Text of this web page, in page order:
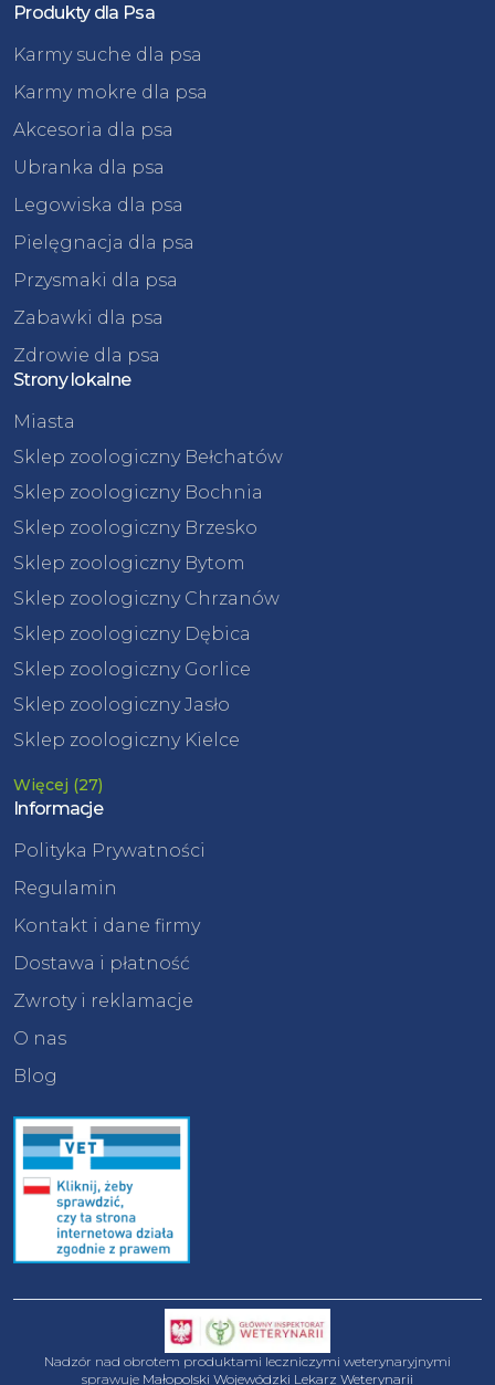
Produkty dla Psa
Karmy suche dla psa
Karmy mokre dla psa
Akcesoria dla psa
Ubranka dla psa
Legowiska dla psa
Pielęgnacja dla psa
Przysmaki dla psa
Zabawki dla psa
Zdrowie dla psa
Strony lokalne
Miasta
Sklep zoologiczny Bełchatów
Sklep zoologiczny Bochnia
Sklep zoologiczny Brzesko
Sklep zoologiczny Bytom
Sklep zoologiczny Chrzanów
Sklep zoologiczny Dębica
Sklep zoologiczny Gorlice
Sklep zoologiczny Jasło
Sklep zoologiczny Kielce
Więcej (27)
Informacje
Polityka Prywatności
Regulamin
Kontakt i dane firmy
Dostawa i płatność
Zwroty i reklamacje
O nas
Blog
Nadzór nad obrotem produktami leczniczymi weterynaryjnymi
sprawuje Małopolski Wojewódzki Lekarz Weterynarii